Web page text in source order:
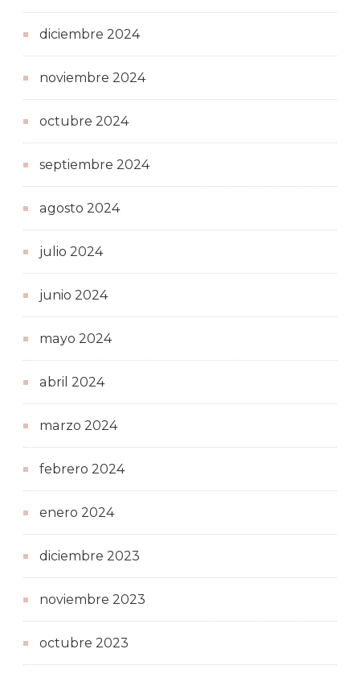
diciembre 2024
noviembre 2024
octubre 2024
septiembre 2024
agosto 2024
julio 2024
junio 2024
mayo 2024
abril 2024
marzo 2024
febrero 2024
enero 2024
diciembre 2023
noviembre 2023
octubre 2023